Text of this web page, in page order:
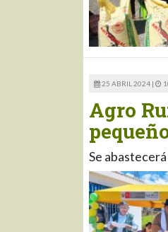
25 ABRIL 2024 |
Agro
Se